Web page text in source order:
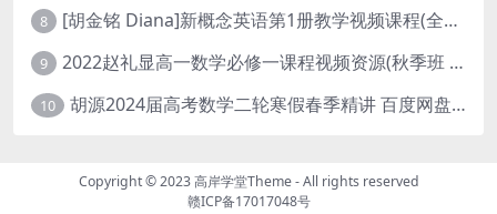
8 [胡金铭 Diana]新概念英语第1册教学视频课程(全集 百度网盘下载)
9 2022赵礼显高一数学必修一课程视频资源(秋季班 含讲义)百度网盘云
10 胡源2024届高考数学二轮寒假春季精讲 百度网盘分享
Copyright © 2023高岸学堂Theme- All rights reserved
赣ICP备17017048号